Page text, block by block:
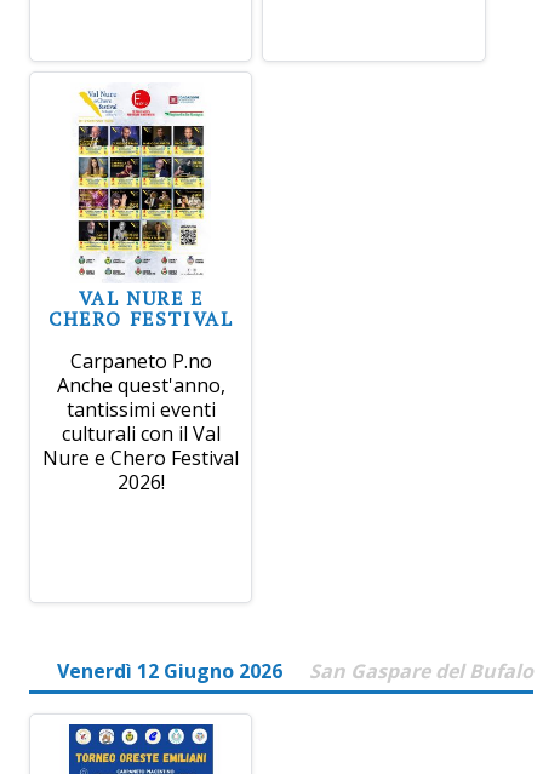
VAL NURE E
CHERO FESTIVAL
Carpaneto P.no
Anche quest'anno,
tantissimi eventi
culturali con il Val
Nure e Chero Festival
2026!
Venerdì 12 Giugno 2026 San Gaspare del Bufalo